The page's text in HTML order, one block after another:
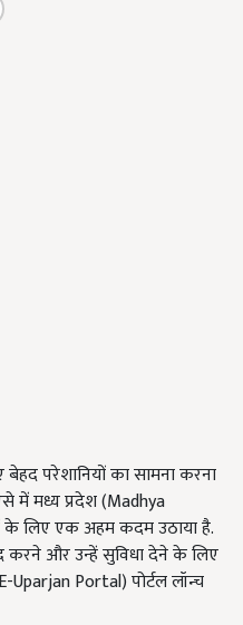
परेशानियों का सामना करना
में मध्य प्रदेश (Madhya
के लिए एक अहम कदम उठाया है.
करने और उन्हें सुविधा देने के लिए
Uparjan Portal) पोर्टल लॉन्च